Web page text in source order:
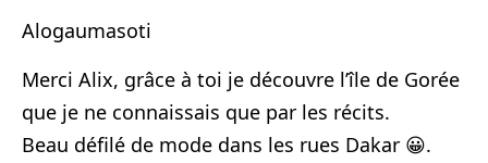
Alogaumasoti
Merci Alix, grâce à toi je découvre l’île de Gorée
que je ne connaissais que par les récits.
Beau défilé de mode dans les rues Dakar 😀.